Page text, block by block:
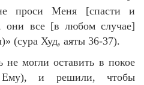
проси Меня [спасти и
они все [в любом случае]
(сура Худ, аяты 36-37).
могли оставить в покое
и решили, чтобы